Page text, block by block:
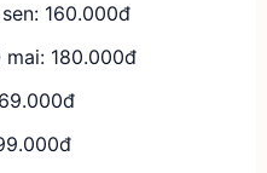
160.000đ
mai: 180.000đ